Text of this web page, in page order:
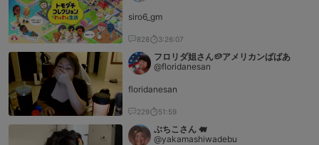
siro6_gm
828 3:26:07
フロリダ姐さん🥔アメリカンばばあ
@floridanesan
floridanesan
229 51:59
ぶちこさん 🐖
@yakamashiwadebu